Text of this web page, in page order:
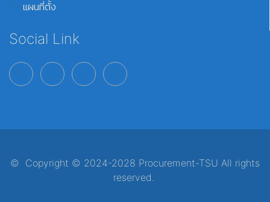
แผนที่ตั้ง
Social Link
© Copyright © 2024-2028 Procurement-TSU All rights
reserved.